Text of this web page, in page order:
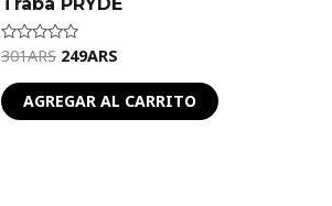
Valorado
de
5
301ARS 249ARS
AGREGAR AL CARRITO